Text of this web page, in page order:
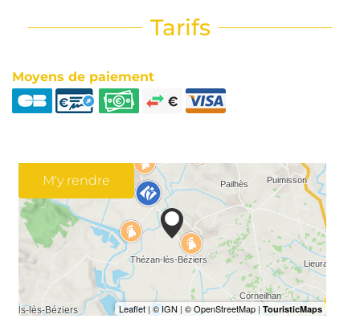
Tarifs
Moyens de paiement
M'y rendre